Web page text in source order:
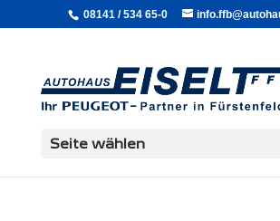
08141 / 534 65-0
Seite wählen